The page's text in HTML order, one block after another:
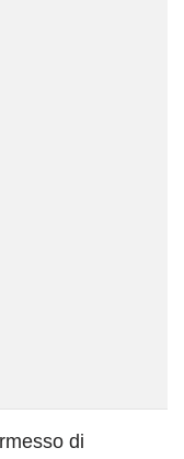
di